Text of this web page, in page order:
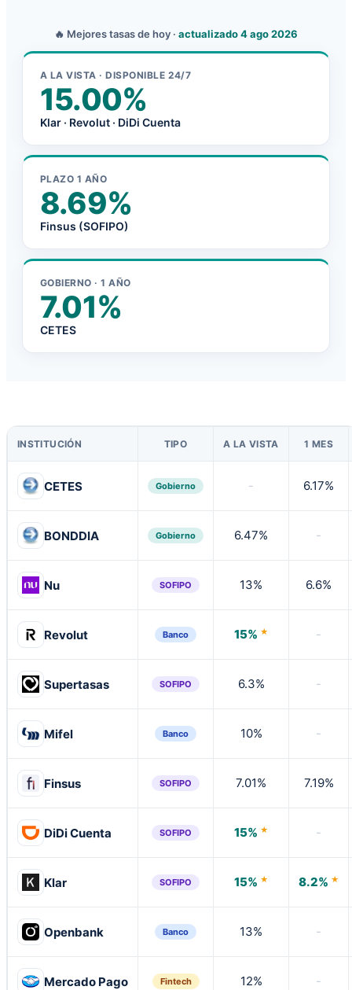
🔥 Mejores tasas de hoy · actualizado 4 ago 2026
A LA VISTA · DISPONIBLE 24/7
15.00%
Klar · Revolut · DiDi Cuenta
PLAZO 1 AÑO
8.69%
Finsus (SOFIPO)
GOBIERNO · 1 AÑO
7.01%
CETES
INSTITUCIÓN TIPO A LA VISTA 1 MES
CETES Gobierno - 6.17%
BONDDIA Gobierno 6.47% -
Nu SOFIPO 13% 6.6%
Revolut Banco 15% -
Supertasas SOFIPO 6.3% -
Mifel Banco 10% -
Finsus SOFIPO 7.01% 7.19%
DiDi Cuenta SOFIPO 15% -
Klar SOFIPO 15% 8.2%
Openbank Banco 13% -
Mercado Pago Fintech 12% -